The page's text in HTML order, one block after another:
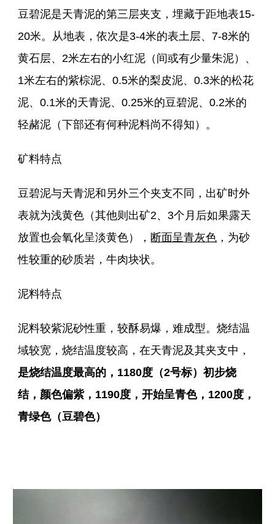
豆碧泥是天青泥的第三层夹支，埋藏于距地表15-
20米。从地表，依次是3-4米的表土层、7-8米的
黄石层、2米左右的小红泥（间或有少量朱泥）、
1米左右的紫棕泥、0.5米的梨皮泥、0.3米的松花
泥、0.1米的天青泥、0.25米的豆碧泥、0.2米的
轻赭泥（下部还有何种泥料尚不得知）。
矿料特点
豆碧泥与天青泥和另外三个夹支不同，出矿时外
表就为浅黄色（其他则出矿2、3个月后如果露天
放置也会氧化呈淡黄色）， 断面呈青灰色 ，为砂
性较重的砂质岩，牛肉块状。
泥料特点
泥料较紫泥砂性重，较酥易爆，难成型。烧结温
域较宽，烧结温度较高，在天青泥及其夹支中，
是烧结温度最高的，1180度（2号标）初步烧
结，颜色偏紫，1190度，开始呈青色，1200度，
青绿色（豆碧色）